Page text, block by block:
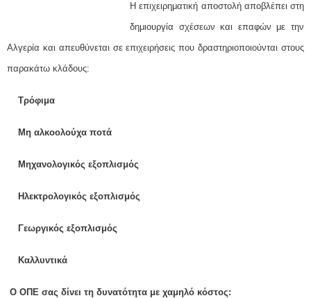
Η επιχειρηματική αποστολή αποβλέπει στη
δημιουργία σχέσεων και επαφών με την
Αλγερία και απευθύνεται σε επιχειρήσεις που δραστηριοποιούνται στους
παρακάτω κλάδους:
Τρόφιμα
Μη αλκοολούχα ποτά
Μηχανολογικός εξοπλισμός
Ηλεκτρολογικός εξοπλισμός
Γεωργικός εξοπλισμός
Καλλυντικά
Ο ΟΠΕ σας δίνει τη δυνατότητα με χαμηλό κόστος: